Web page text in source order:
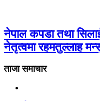
नेपाल कपडा तथा
नेतृत्वमा रहमतुल्लाह
ताजा समाचार